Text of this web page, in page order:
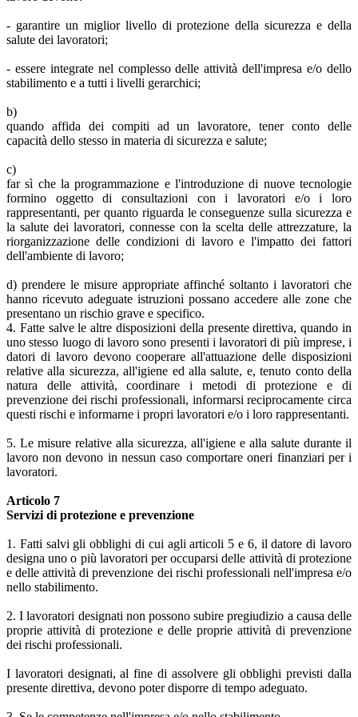
- garantire un miglior livello di protezione della sicurezza e della
salute dei lavoratori;
- essere integrate nel complesso delle attività dell'impresa e/o dello
stabilimento e a tutti i livelli gerarchici;
b)
quando affida dei compiti ad un lavoratore, tener conto delle
capacità dello stesso in materia di sicurezza e salute;
c)
far sì che la programmazione e l'introduzione di nuove tecnologie
formino oggetto di consultazioni con i lavoratori e/o i loro
rappresentanti, per quanto riguarda le conseguenze sulla sicurezza e
la salute dei lavoratori, connesse con la scelta delle attrezzature, la
riorganizzazione delle condizioni di lavoro e l'impatto dei fattori
dell'ambiente di lavoro;
d) prendere le misure appropriate affinché soltanto i lavoratori che
hanno ricevuto adeguate istruzioni possano accedere alle zone che
presentano un rischio grave e specifico.
4. Fatte salve le altre disposizioni della presente direttiva, quando in
uno stesso luogo di lavoro sono presenti i lavoratori di più imprese, i
datori di lavoro devono cooperare all'attuazione delle disposizioni
relative alla sicurezza, all'igiene ed alla salute, e, tenuto conto della
natura delle attività, coordinare i metodi di protezione e di
prevenzione dei rischi professionali, informarsi reciprocamente circa
questi rischi e informarne i propri lavoratori e/o i loro rappresentanti.
5. Le misure relative alla sicurezza, all'igiene e alla salute durante il
lavoro non devono in nessun caso comportare oneri finanziari per i
lavoratori.
Articolo 7
Servizi di protezione e prevenzione
1. Fatti salvi gli obblighi di cui agli articoli 5 e 6, il datore di lavoro
designa uno o più lavoratori per occuparsi delle attività di protezione
e delle attività di prevenzione dei rischi professionali nell'impresa e/o
nello stabilimento.
2. I lavoratori designati non possono subire pregiudizio a causa delle
proprie attività di protezione e delle proprie attività di prevenzione
dei rischi professionali.
I lavoratori designati, al fine di assolvere gli obblighi previsti dalla
presente direttiva, devono poter disporre di tempo adeguato.